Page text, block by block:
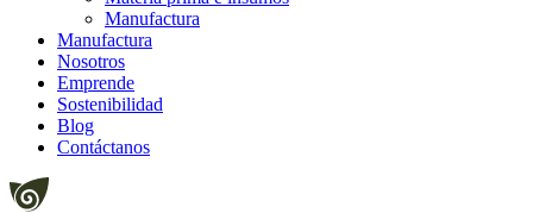
Manufactura
Manufactura
Nosotros
Emprende
Sostenibilidad
Blog
Contáctanos